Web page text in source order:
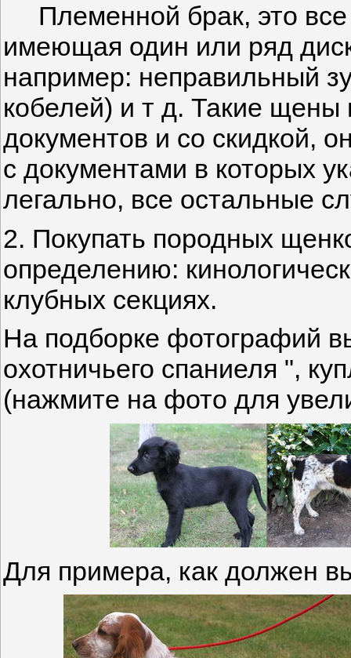
Племенной брак, это все
имеющая один или ряд
например: неправильный
кобелей) и т д. Такие щены
документов и со скидкой,
с документами в которых
легально, все остальные
2. Покупать породных
определению:
клубных секциях.
На подборке фотографий
охотничьего спаниеля ",
(нажмите на фото для
Для примера, как должен